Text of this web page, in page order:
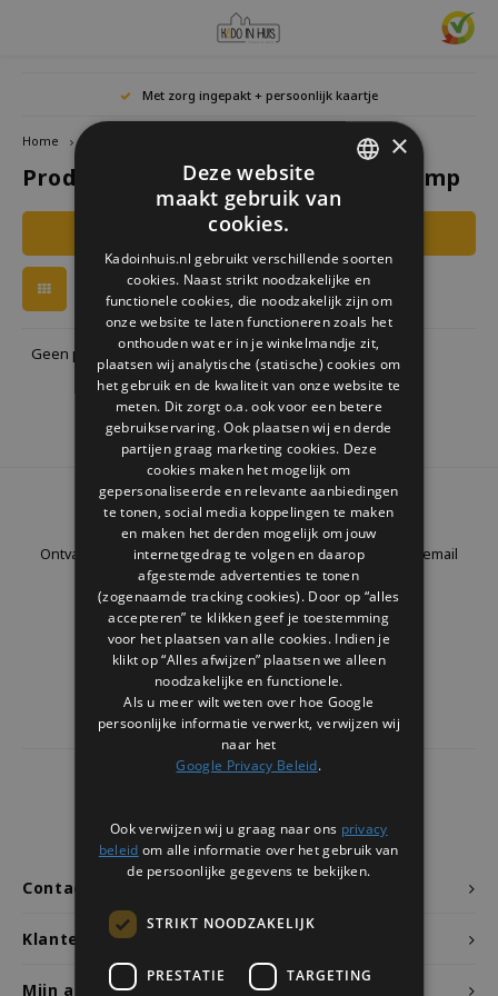
Hoofdmenu / zwitscherbox
Zwitscherbox
Birdybox
Heidibox
Junglebox
Zwitscherbox Satellite
Hoe werkt een Zwitscherbox
Welke Zwitscherbox past bij jou?
Zwitscherbox als cadeau
Hoofdmenu / cadeau-ideeën
Cadeau-ideeën
Cadeau voor Haar
Cadeau voor kinderen
Cadeau voor collega
Housewarming cadeau
Huwelijkscadeau
Hoofdmenu / woonaccessoires
Woonaccessoires
Boekensteunen
Fotolijstjes
Kandelaars
Wanddecoratie
Hoofdmenu / cadeaus & lifestyle
Cadeaus & Lifestyle
Boekenleggers
Fun Gadgets
Horloges
Borduren & Creatief
Zonnebrillen
Hoofdmenu
Taal
Deutsch
Met zorg ingepakt + persoonlijk kaartje
Home
Producten getagd met daisy led lamp
Filters
Geen producten gevonden!...
Contact
Nieuwsbrief
Ontvang de laatste updates, nieuws en aanbiedingen via email
Volg ons
Klanten geven ons een9.7/10
Klantenservice
Mijn account
DUTCH
ENGLISH
×
Deze website
maakt gebruik van
cookies.
Kadoinhuis.nl gebruikt verschillende soorten
cookies. Naast strikt noodzakelijke en
functionele cookies, die noodzakelijk zijn om
onze website te laten functioneren zoals het
onthouden wat er in je winkelmandje zit,
plaatsen wij analytische (statische) cookies om
het gebruik en de kwaliteit van onze website te
meten. Dit zorgt o.a. ook voor een betere
gebruikservaring. Ook plaatsen wij en derde
partijen graag marketing cookies. Deze
cookies maken het mogelijk om
gepersonaliseerde en relevante aanbiedingen
te tonen, social media koppelingen te maken
en maken het derden mogelijk om jouw
internetgedrag te volgen en daarop
afgestemde advertenties te tonen
(zogenaamde tracking cookies). Door op “alles
accepteren” te klikken geef je toestemming
voor het plaatsen van alle cookies. Indien je
klikt op “Alles afwijzen” plaatsen we alleen
noodzakelijke en functionele.
Als u meer wilt weten over hoe Google
persoonlijke informatie verwerkt, verwijzen wij
naar het
Google Privacy Beleid.
Ook verwijzen wij u graag naar ons privacy
beleid om alle informatie over het gebruik van
de persoonlijke gegevens te bekijken.
STRIKT NOODZAKELIJK
PRESTATIE TARGETING